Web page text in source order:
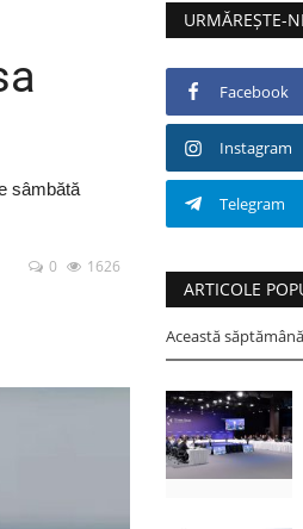
sâmbătă
0 1626
URMĂREȘTE-
Facebook
Instagram
Telegram
ARTICOLE
Această săptămână